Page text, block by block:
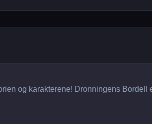
og karakterene! Dronningens Bordell